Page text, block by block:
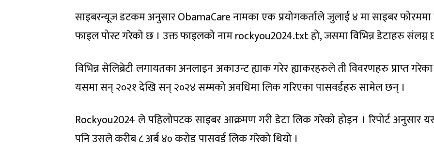
साइबरन्यूज डटकम अनुसार ObamaCare नामका एक प्रयोगकर्ताले जुलाई ४ मा साइबर फोरममा
फाइल पोस्ट गरेको छ । उक्त फाइलको नाम rockyou2024.txt हो, जसमा विभिन्न डेटाहरु संलग्न
विभिन्न सेलिब्रेटी लगायतका अनलाइन अकाउन्ट ह्याक गरेर ह्याकरहरुले ती विवरणहरु प्राप्त
यसमा सन् २०२१ देखि सन् २०२४ सम्मको अवधिमा लिक गरिएका पासवर्डहरु सामेल छन् ।
Rockyou2024 ले पहिलोपटक साइबर आक्रमण गरी डेटा लिक गरेको होइन । रिपोर्ट अनुसार
पनि उसले करीब ८ अर्ब ४० करोड पासवर्ड लिक गरेको थियो ।